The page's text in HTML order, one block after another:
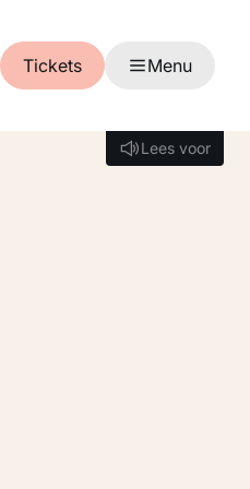
Tickets Menu
Lees voor
Lees voor